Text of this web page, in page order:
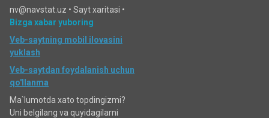
nv@navstat.uz • Sayt xaritasi •
Bizga xabar yuboring
Veb-saytning mobil ilovasini
yuklash
Veb-saytdan foydalanish uchun
qo'llanma
Ma`lumotda xato topdingizmi?
Uni belgilang va quyidagilarni